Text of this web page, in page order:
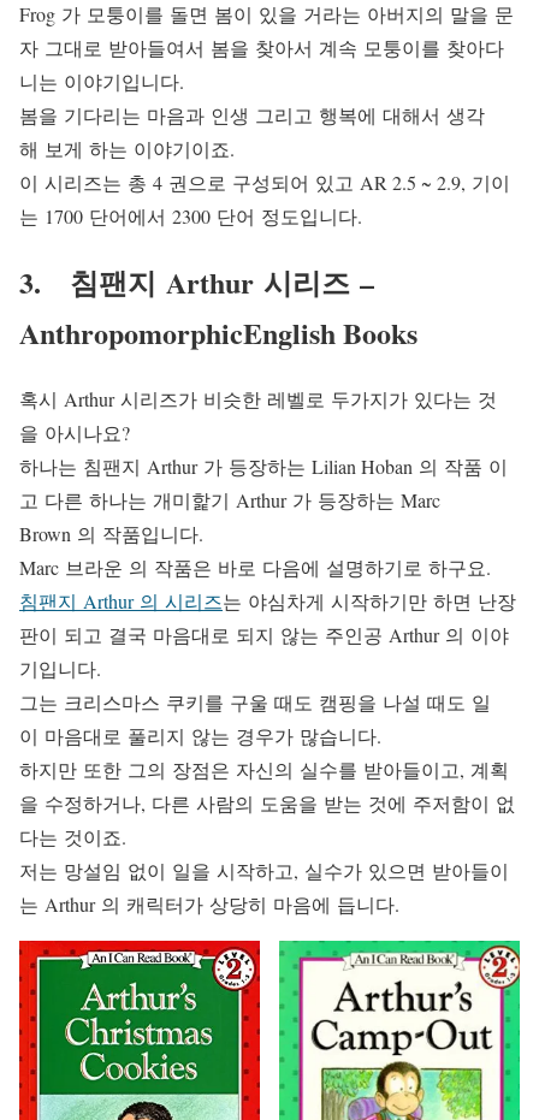
Frog 가 모퉁이를 돌면 봄이 있을 거라는 아버지의 말을 문
자 그대로 받아들여서 봄을 찾아서 계속 모퉁이를 찾아다
니는 이야기입니다.
봄을 기다리는 마음과 인생 그리고 행복에 대해서 생각
해 보게 하는 이야기이죠.
이 시리즈는 총 4 권으로 구성되어 있고 AR 2.5 ~ 2.9, 기이
는 1700 단어에서 2300 단어 정도입니다.
3. 침팬지 Arthur 시리즈 –
AnthropomorphicEnglish Books
혹시 Arthur 시리즈가 비슷한 레벨로 두가지가 있다는 것
을 아시나요?
하나는 침팬지 Arthur 가 등장하는 Lilian Hoban 의 작품 이
고 다른 하나는 개미핥기 Arthur 가 등장하는 Marc
Brown 의 작품입니다.
Marc 브라운 의 작품은 바로 다음에 설명하기로 하구요.
침팬지 Arthur 의 시리즈는 야심차게 시작하기만 하면 난장
판이 되고 결국 마음대로 되지 않는 주인공 Arthur 의 이야
기입니다.
그는 크리스마스 쿠키를 구울 때도 캠핑을 나설 때도 일
이 마음대로 풀리지 않는 경우가 많습니다.
하지만 또한 그의 장점은 자신의 실수를 받아들이고, 계획
을 수정하거나, 다른 사람의 도움을 받는 것에 주저함이 없
다는 것이죠.
저는 망설임 없이 일을 시작하고, 실수가 있으면 받아들이
는 Arthur 의 캐릭터가 상당히 마음에 듭니다.